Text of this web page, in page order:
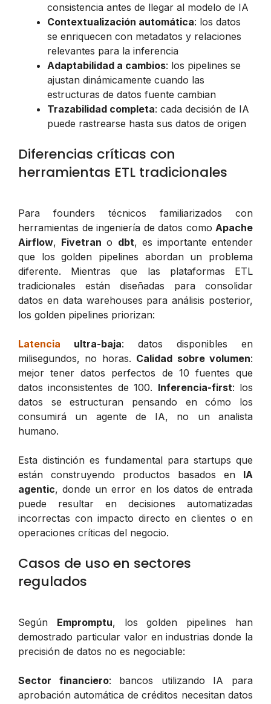
consistencia antes de llegar al modelo de IA
Contextualización automática: los datos
se enriquecen con metadatos y relaciones
relevantes para la inferencia
Adaptabilidad a cambios: los pipelines se
ajustan dinámicamente cuando las
estructuras de datos fuente cambian
Trazabilidad completa: cada decisión de IA
puede rastrearse hasta sus datos de origen
Diferencias críticas con
herramientas ETL tradicionales
Para founders técnicos familiarizados con
herramientas de ingeniería de datos como Apache
Airflow, Fivetran o dbt, es importante entender
que los golden pipelines abordan un problema
diferente. Mientras que las plataformas ETL
tradicionales están diseñadas para consolidar
datos en data warehouses para análisis posterior,
los golden pipelines priorizan:
Latencia ultra-baja: datos disponibles en
milisegundos, no horas. Calidad sobre volumen:
mejor tener datos perfectos de 10 fuentes que
datos inconsistentes de 100. Inferencia-first: los
datos se estructuran pensando en cómo los
consumirá un agente de IA, no un analista
humano.
Esta distinción es fundamental para startups que
están construyendo productos basados en IA
agentic, donde un error en los datos de entrada
puede resultar en decisiones automatizadas
incorrectas con impacto directo en clientes o en
operaciones críticas del negocio.
Casos de uso en sectores
regulados
Según Empromptu, los golden pipelines han
demostrado particular valor en industrias donde la
precisión de datos no es negociable:
Sector financiero: bancos utilizando IA para
aprobación automática de créditos necesitan datos